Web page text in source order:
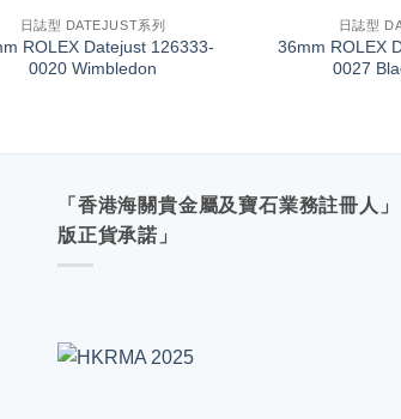
日誌型 DATEJUST系列
ROLEX Datejust 126333-
0020 Wimbledon
日誌型
36mm ROLEX
0027
「香港海關貴金屬及寶石業務註冊人
版正貨承諾」